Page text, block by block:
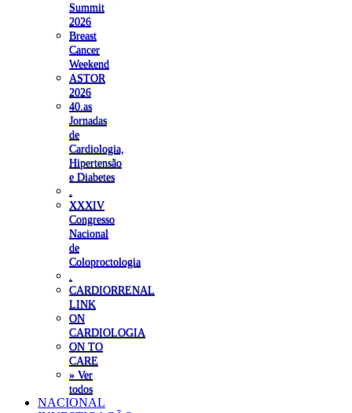
Summit
2026
Breast
Cancer
Weekend
ASTOR
2026
40.as
Jornadas
de
Cardiologia,
Hipertensão
e Diabetes
XXXIV
Congresso
Nacional
de
Coloproctologia
CARDIORRENAL
LINK
ON
CARDIOLOGIA
ON TO
CARE
» Ver
todos
NACIONAL